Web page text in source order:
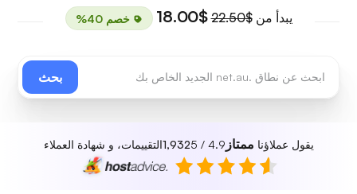
يبدأ من$22.50
$18.00 خصم 40%
بحث
يقول عملاؤنا ممتاز 4.9 / 5
1,932التقييمات، و شهادة العملاء